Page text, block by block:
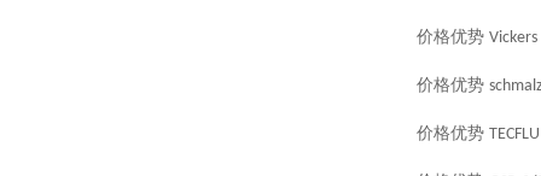
价格优势 Vickers
价格优势
价格优势